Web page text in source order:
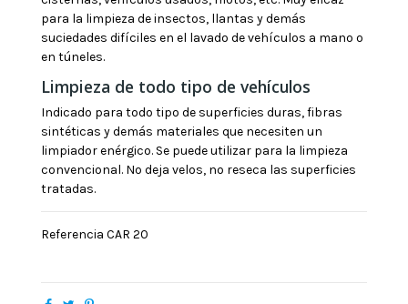
para la limpieza de insectos, llantas y demás
suciedades difíciles en el lavado de vehículos a mano o
en túneles.
Limpieza de todo tipo de vehículos
Indicado para todo tipo de superficies duras, fibras
sintéticas y demás materiales que necesiten un
limpiador enérgico. Se puede utilizar para la limpieza
convencional. No deja velos, no reseca las superficies
tratadas.
Referencia CAR 20